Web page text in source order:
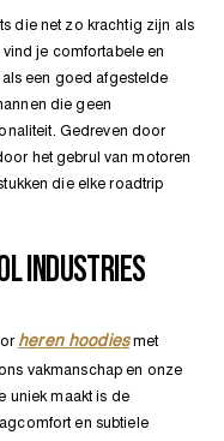
die net zo krachtig zijn als
je comfortabele en
een goed afgestelde
die geen
Gedreven door
het gebrul van motoren
die elke roadtrip
INDUSTRIES
heren hoodiesmet
vakmanschap en onze
uniek maakt is de
en subtiele